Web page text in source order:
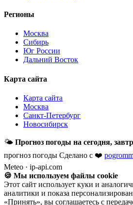
Регионы
Москва
Сибирь
Юг России
Дальний Восток
Карта сайта
Карта сайта
Москва
Санкт-Петербург
Новосибирск
🌤 Прогноз погоды на сегодня,
прогноз погоды Сделано с ❤️
Meteo · ip-api.com
🍪 Мы используем файлы cookie
Этот сайт использует куки и
аналитики и показа
«Принять», вы соглашаетесь с